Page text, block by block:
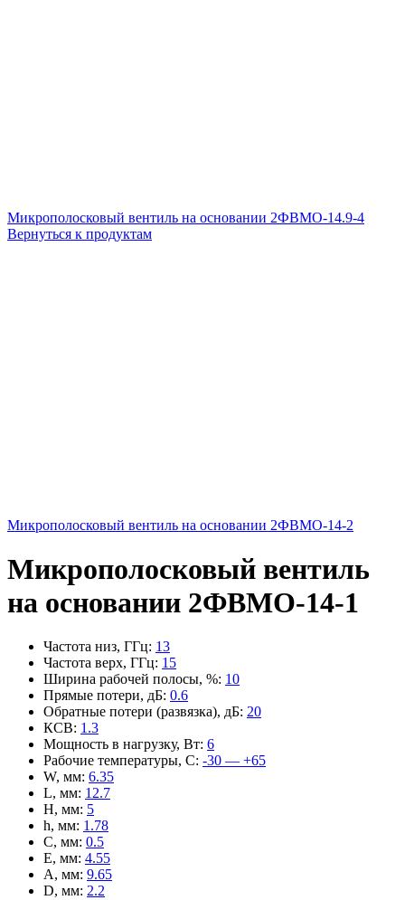
Микрополосковый вентиль на основании 2ФВМO-14.9-4
Вернуться к продуктам
Микрополосковый вентиль на основании 2ФВМO-14-2
Микрополосковый вентиль
на основании 2ФВМO-14-1
Частота низ, ГГц: 13
Частота верх, ГГц: 15
Ширина рабочей полосы, %: 10
Прямые потери, дБ: 0.6
Обратные потери (развязка), дБ: 20
КСВ: 1.3
Мощность в нагрузку, Вт: 6
Рабочие температуры, С: -30 — +65
W, мм: 6.35
L, мм: 12.7
H, мм: 5
h, мм: 1.78
C, мм: 0.5
E, мм: 4.55
A, мм: 9.65
D, мм: 2.2